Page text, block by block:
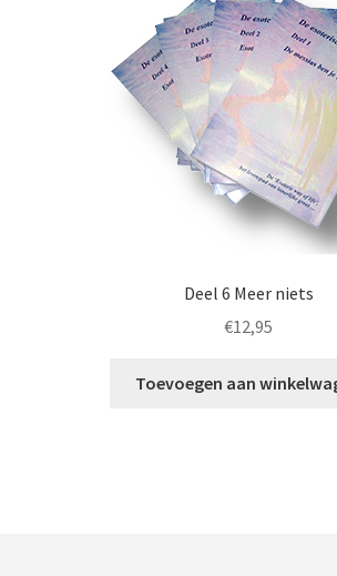
Deel 6 Meer niets
€12,95
Toevoegen aan